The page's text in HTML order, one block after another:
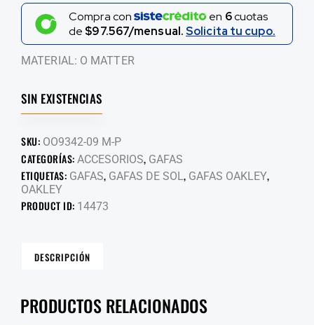
Compra con en 6cuotas
de $97.567/mensual.Solicita tu cupo.
MATERIAL: O MATTER
SIN EXISTENCIAS
SKU: OO9342-09 M-P
CATEGORÍAS: ACCESORIOS, GAFAS
ETIQUETAS: GAFAS, GAFAS DE SOL, GAFAS OAKLEY,
OAKLEY
PRODUCT ID: 14473
DESCRIPCIÓN
PRODUCTOS RELACIONADOS